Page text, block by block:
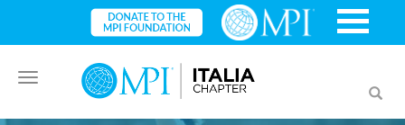
Toggle
navigation